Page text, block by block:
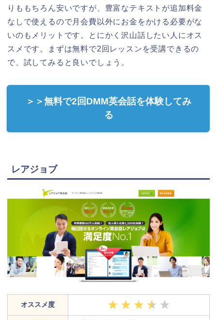
りももちろん安いですが、豊富なテキストが追加料金
なしで使えるので月会費以外にお金をかける必要がな
いのもメリットです。とにかく沢山話したい人にオス
スメです。まずは無料で2回レッスンを受講できるの
で、試してみると良いでしょう。
＞＞無料で2回DMM英会話を体験してみ
る
レアジョブ
オススメ度